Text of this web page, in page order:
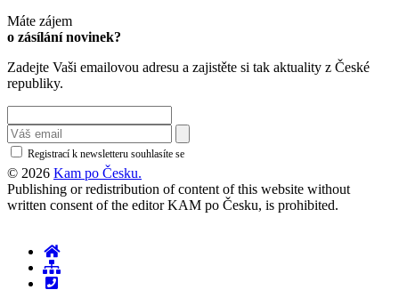
Máte zájem
o zásílání novinek?
Zadejte Vaši emailovou adresu a zajistěte si tak aktuality z České
republiky.
Registrací k newsletteru souhlasíte se
© 2026 Kam po Česku.
Publishing or redistribution of content of this website without
written consent of the editor KAM po Česku, is prohibited.